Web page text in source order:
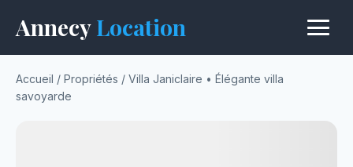
AnnecyLocation
Accueil / Propriétés / Villa Janiclaire • Élégante villa
savoyarde